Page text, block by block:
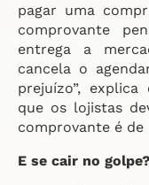
pagar uma
comprovante
entrega a
cancela o
prejuízo”,
que os lojistas
comprovante é de
E se cair no golpe?